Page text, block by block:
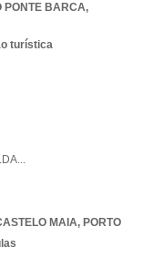
PONTE BARCA,
turística
...
MAIA, PORTO